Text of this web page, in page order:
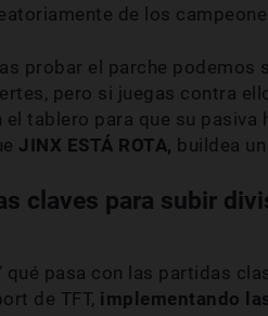
de los
probar el parche podemos
pero si juegas contra
el tablero para que su
JINX ESTÁ ROTA, buildea un
claves para subir
qué pasa con las partidas
de TFT, implementando